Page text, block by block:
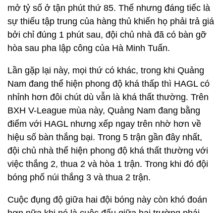
mở tỷ số ở tận phút thứ 85. Thế nhưng đáng tiếc là
sự thiếu tập trung của hàng thủ khiến họ phải trả giá
bởi chỉ đúng 1 phút sau, đội chủ nhà đã có bàn gỡ
hòa sau pha lập công của Hà Minh Tuấn.
Lần gặp lại này, mọi thứ có khác, trong khi Quảng
Nam đang thể hiện phong độ khá thấp thì HAGL có
nhỉnh hơn đôi chút dù vẫn là khá thất thường. Trên
BXH V-League mùa này, Quảng Nam đang bằng
điểm với HAGL nhưng xếp ngay trên nhờ hơn về
hiệu số bàn thắng bại. Trong 5 trận gần đây nhất,
đội chủ nhà thể hiện phong độ khá thất thường với
việc thắng 2, thua 2 và hòa 1 trận. Trong khi đó đội
bóng phố núi thắng 3 và thua 2 trận.
Cuộc đụng độ giữa hai đội bóng này còn khó đoán